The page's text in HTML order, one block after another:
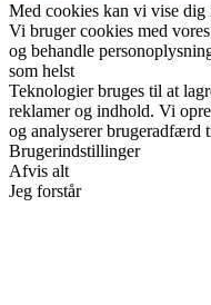
Med cookies kan vi vise dig
Vi bruger cookies med
og behandle
som helst
Teknologier bruges til at
reklamer og indhold. Vi
og analyserer
Brugerindstillinger
Afvis alt
Jeg forstår